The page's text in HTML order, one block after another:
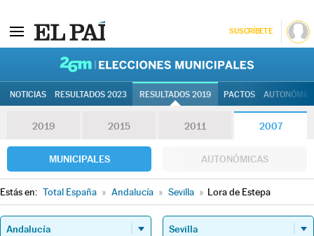
SUSCRÍBETE
NOTICIAS RESULTADOS 2023 RESULTADOS 2019 PACTOS
2019 2015 2011 2007
MUNICIPALES AUTONÓMICAS
Estás en: Total España » Andalucía » Sevilla » Lora de Estepa